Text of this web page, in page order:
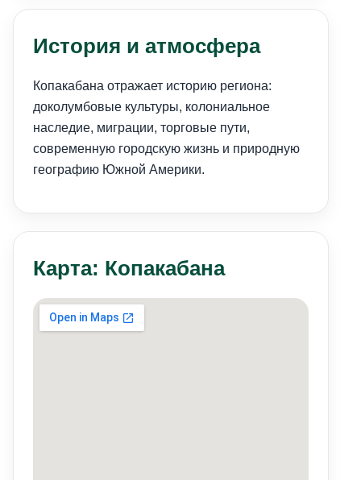
История и атмосфера
Копакабана отражает историю региона:
доколумбовые культуры, колониальное
наследие, миграции, торговые пути,
современную городскую жизнь и природную
географию Южной Америки.
Карта: Копакабана